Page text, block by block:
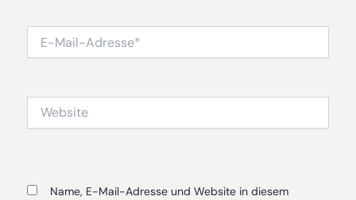
Mail-
Name, E-Mail-Adresse und Website in diesem